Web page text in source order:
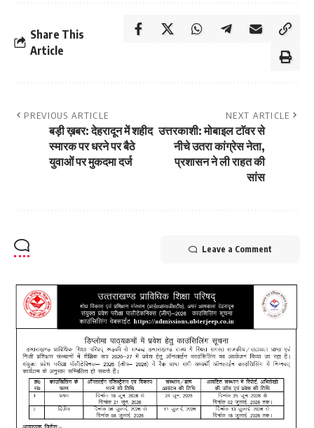
Share This
Article
PREVIOUS ARTICLE
बड़ी ख़बर: देहरादून में शहीद
स्मारक पर धरने पर बैठे
युवाओं पर मुकदमा दर्ज
NEXT ARTICLE
उत्तरकाशी: मोबाइल टाॅवर से
नीचे उतरा कांग्रेस नेता,
प्रशासन ने ली राहत की
सांस
Leave a Comment